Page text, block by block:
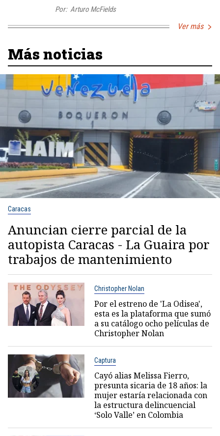
Por: Arturo McFields
Ver más
Más noticias
Caracas
Anuncian cierre parcial de la
autopista Caracas - La Guaira por
trabajos de mantenimiento
Christopher Nolan
Por el estreno de 'La Odisea',
esta es la plataforma que sumó
a su catálogo ocho películas de
Christopher Nolan
Captura
Cayó alias Melissa Fierro,
presunta sicaria de 18 años: la
mujer estaría relacionada con
la estructura delincuencial
‘Solo Valle’ en Colombia